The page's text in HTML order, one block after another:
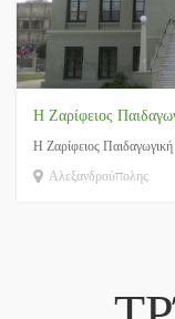
Η Ζαρίφειος
Η Ζαρίφειος Παιδαγωγική
Αλεξανδρούπολης